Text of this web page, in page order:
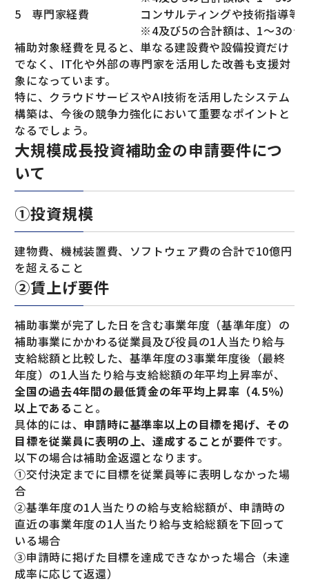
5
専門家経費
コンサルティングや技術指導等
※4及び5の合計額は、1～3の合
補助対象経費を見ると、単なる建設費や設備投資だけ
でなく、IT化や外部の専門家を活用した改善も支援対
象になっています。
特に、クラウドサービスやAI技術を活用したシステム
構築は、今後の競争力強化において重要なポイントと
なるでしょう。
大規模成長投資補助金の申請要件につ
いて
①投資規模
建物費、機械装置費、ソフトウェア費の合計で10億円
を超えること
②賃上げ要件
補助事業が完了した日を含む事業年度（基準年度）の
補助事業にかかわる従業員及び役員の1人当たり給与
支給総額と比較した、基準年度の3事業年度後（最終
年度）の1人当たり給与支給総額の年平均上昇率が、
全国の過去4年間の最低賃金の年平均上昇率（4.5％）
以上である こと。
具体的には、 申請時に基準率以上の目標を掲げ、その
目標を従業員に表明の上、達成することが要件です。
以下の場合は補助金返還となります。
①交付決定までに目標を従業員等に表明しなかった場
合
②基準年度の1人当たりの給与支給総額が、申請時の
直近の事業年度の1人当たり給与支給総額を下回って
いる場合
③申請時に掲げた目標を達成できなかった場合（未達
成率に応じて返還）